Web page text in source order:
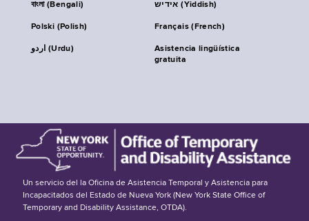
বাংলা (Bengali) אידיש (Yiddish)
Polski (Polish) Français (French)
اردو (Urdu)
Asistencia lingüística
gratuita
Un servicio del la Oficina de Asistencia Temporal y Asistencia para
Incapacitados del Estado de Nueva York (New York State Office of
Temporary and Disability Assistance, OTDA).